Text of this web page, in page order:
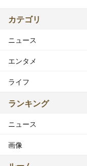
カテゴリ
ニュース
エンタメ
ライフ
ランキング
ニュース
画像